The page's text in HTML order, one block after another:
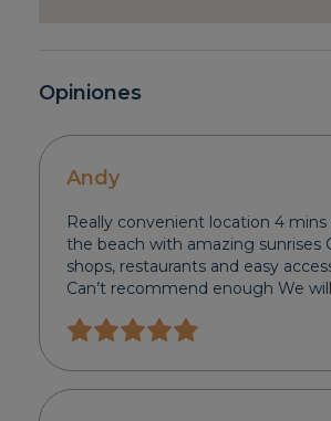
Opiniones
Andy
Really convenient location 4
the beach with amazing sunrises
shops, restaurants and easy
Can’t recommend enough We